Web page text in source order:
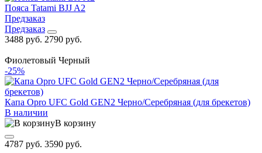
Пояса Tatami BJJ A2
Предзаказ
Предзаказ
3488 руб. 2790 руб.
Фиолетовый Черный
-25%
Капа Opro UFC Gold GEN2 Черно/Серебряная (для брекетов)
В наличии
В корзину
4787 руб. 3590 руб.